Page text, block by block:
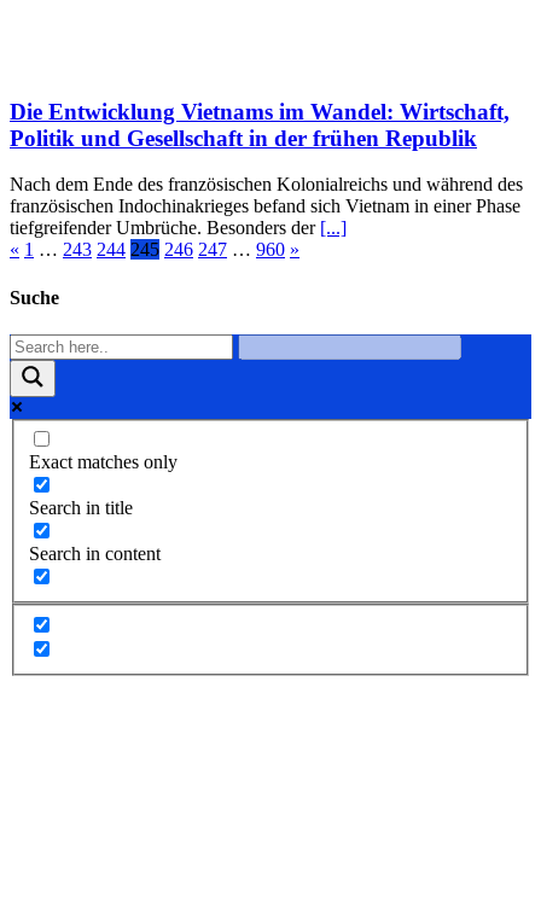
Die Entwicklung Vietnams im Wandel: Wirtschaft,
Politik und Gesellschaft in der frühen Republik
Nach dem Ende des französischen Kolonialreichs und während des
französischen Indochinakrieges befand sich Vietnam in einer Phase
tiefgreifender Umbrüche. Besonders der [...]
« 1 … 243 244 245 246 247 … 960 »
Suche
Exact matches only
Search in title
Search in content